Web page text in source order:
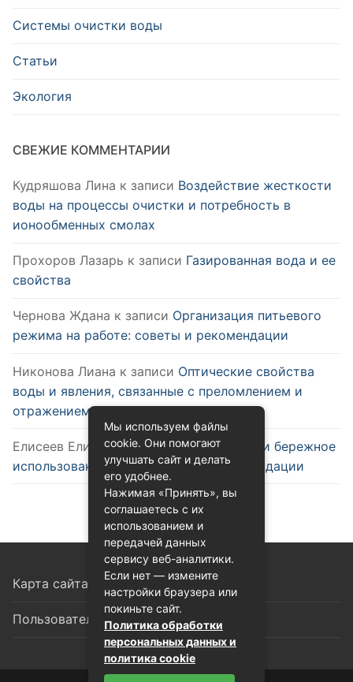
Системы очистки воды
Статьи
Экология
СВЕЖИЕ КОММЕНТАРИИ
Кудряшова Лина к записи Воздействие жесткости
воды на процессы очистки и потребность в
ионообменных смолах
Прохоров Лазарь к записи Газированная вода и ее
свойства
Чернова Ждана к записи Организация питьевого
режима на работе: советы и рекомендации
Никонова Лиана к записи Оптические свойства
воды и явления, связанные с преломлением и
отражением
Елисеев Елизарк записиЭффективное и бережное
использование воды: советы и рекомендации
Карта сайта
Пользовательское соглашение
Мы используем файлы
cookie. Они помогают
улучшать сайт и делать
его удобнее.
Нажимая «Принять», вы
соглашаетесь с их
использованием и
передачей данных
сервису веб-аналитики.
Если нет — измените
настройки браузера или
покиньте сайт.
Политика обработки
персональных данных и
политика cookie